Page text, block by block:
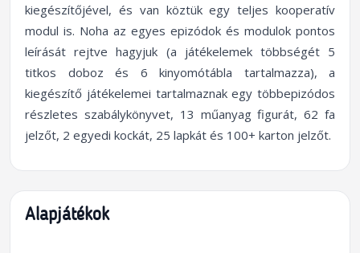
kiegészítőjével, és van köztük egy teljes kooperatív
modul is. Noha az egyes epizódok és modulok pontos
leírását rejtve hagyjuk (a játékelemek többségét 5
titkos doboz és 6 kinyomótábla tartalmazza), a
kiegészítő játékelemei tartalmaznak egy többepizódos
részletes szabálykönyvet, 13 műanyag figurát, 62 fa
jelzőt, 2 egyedi kockát, 25 lapkát és 100+ karton jelzőt.
Alapjátékok